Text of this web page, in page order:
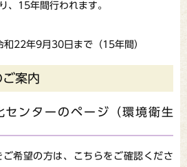
、15年間行われます。
22年9月30日まで（15年間）
案内
センターのページ（環境衛生
希望の方は、こちらをご確認くださ